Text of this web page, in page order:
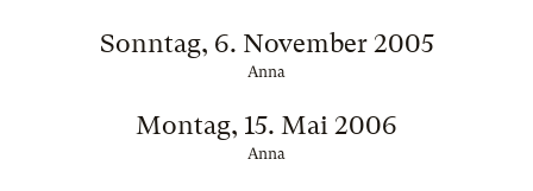
Sonntag, 6. November 2005
Anna
Montag, 15. Mai 2006
Anna